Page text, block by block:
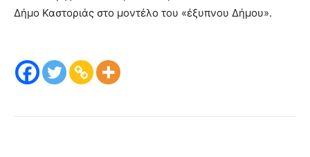
Δήμο Καστοριάς στο μοντέλο του «έξυπνου Δήμου».